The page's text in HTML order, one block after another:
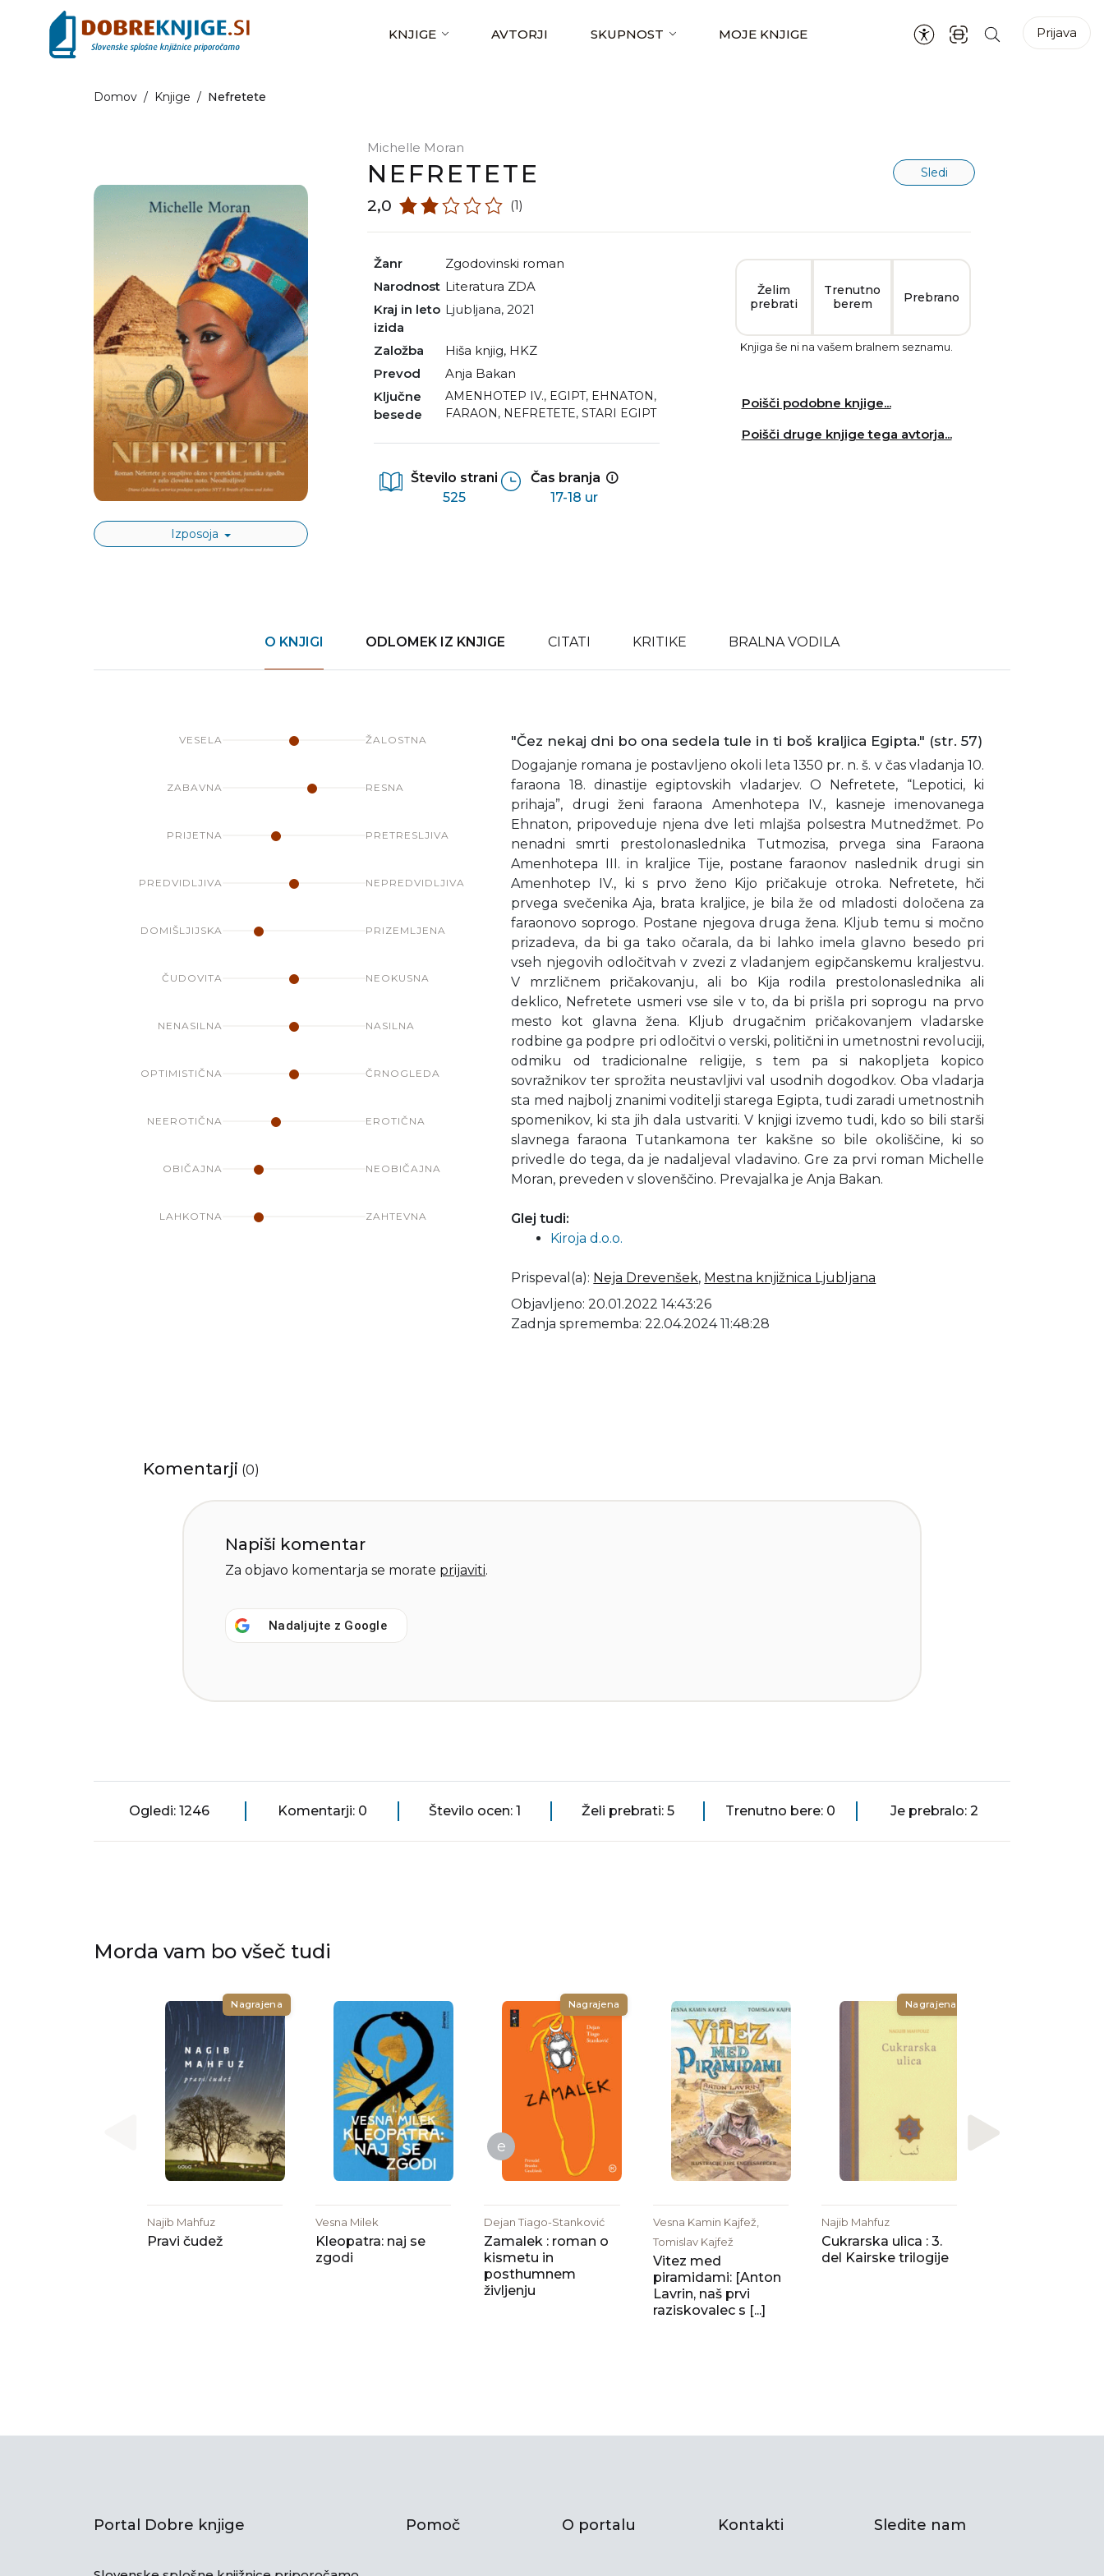
KNJIGE AVTORJI SKUPNOST MOJE KNJIGE Prijava
Domov / Knjige / Nefretete
Izposoja
Michelle Moran
NEFRETETE Sledi
2,0 (1)
Žanr
zgodovinski roman
Narodnost
literatura ZDA
Kraj in leto
izida
Ljubljana, 2021
Založba
Hiša knjig, HKZ
Prevod
Anja Bakan
Ključne
besede
AMENHOTEP IV., EGIPT, EHNATON,
FARAON, NEFRETETE, STARI EGIPT
Število strani
525
Čas branja
17-18 ur
Želim
prebrati
Trenutno
berem
Prebrano
Knjiga še ni na vašem bralnem seznamu.
Poišči podobne knjige...
Poišči druge knjige tega avtorja...
O KNJIGI ODLOMEK IZ KNJIGE CITATI KRITIKE BRALNA VODILA
VESELA ŽALOSTNA
ZABAVNA RESNA
PRIJETNA PRETRESLJIVA
PREDVIDLJIVA NEPREDVIDLJIVA
DOMIŠLJIJSKA PRIZEMLJENA
ČUDOVITA NEOKUSNA
NENASILNA NASILNA
OPTIMISTIČNA ČRNOGLEDA
NEEROTIČNA EROTIČNA
OBIČAJNA NEOBIČAJNA
LAHKOTNA ZAHTEVNA
"Čez nekaj dni bo ona sedela tule in ti boš kraljica Egipta." (str. 57)
Dogajanje romana je postavljeno okoli leta 1350 pr. n. š. v čas vladanja 10.
faraona 18. dinastije egiptovskih vladarjev. O Nefretete, “Lepotici, ki
prihaja”, drugi ženi faraona Amenhotepa IV., kasneje imenovanega
Ehnaton, pripoveduje njena dve leti mlajša polsestra Mutnedžmet. Po
nenadni smrti prestolonaslednika Tutmozisa, prvega sina Faraona
Amenhotepa III. in kraljice Tije, postane faraonov naslednik drugi sin
Amenhotep IV., ki s prvo ženo Kijo pričakuje otroka. Nefretete, hči
prvega svečenika Aja, brata kraljice, je bila že od mladosti določena za
faraonovo soprogo. Postane njegova druga žena. Kljub temu si močno
prizadeva, da bi ga tako očarala, da bi lahko imela glavno besedo pri
vseh njegovih odločitvah v zvezi z vladanjem egipčanskemu kraljestvu.
V mrzličnem pričakovanju, ali bo Kija rodila prestolonaslednika ali
deklico, Nefretete usmeri vse sile v to, da bi prišla pri soprogu na prvo
mesto kot glavna žena. Kljub drugačnim pričakovanjem vladarske
rodbine ga podpre pri odločitvi o verski, politični in umetnostni revoluciji,
odmiku od tradicionalne religije, s tem pa si nakopljeta kopico
sovražnikov ter sprožita neustavljivi val usodnih dogodkov. Oba vladarja
sta med najbolj znanimi voditelji starega Egipta, tudi zaradi umetnostnih
spomenikov, ki sta jih dala ustvariti. V knjigi izvemo tudi, kdo so bili starši
slavnega faraona Tutankamona ter kakšne so bile okoliščine, ki so
privedle do tega, da je nadaljeval vladavino. Gre za prvi roman Michelle
Moran, preveden v slovenščino. Prevajalka je Anja Bakan.
Glej tudi:
Kiroja d.o.o.
Prispeval(a): Neja Drevenšek, Mestna knjižnica Ljubljana
Objavljeno: 20.01.2022 14:43:26
Zadnja sprememba: 22.04.2024 11:48:28
Komentarji (0)
Napiši komentar
Za objavo komentarja se morate prijaviti.
Nadaljujte z Google
Ogledi: 1246 Komentarji: 0 Število ocen: 1 Želi prebrati: 5 Trenutno bere: 0 Je prebralo: 2
Morda vam bo všeč tudi
Nagrajena
Najib Mahfuz
Pravi čudež
Vesna Milek
Kleopatra: naj se
zgodi
Nagrajena
e
Dejan Tiago-Stanković
Zamalek : roman o
kismetu in
posthumnem
življenju
Vesna Kamin Kajfež,
Tomislav Kajfež
Vitez med
piramidami: [Anton
Lavrin, naš prvi
raziskovalec s [...]
Nagrajena
Najib Mahfuz
Cukrarska ulica : 3.
del Kairske trilogije
zgodovine v
E [...]
Portal Dobre knjige Pomoč O portalu Kontakti Sledite nam